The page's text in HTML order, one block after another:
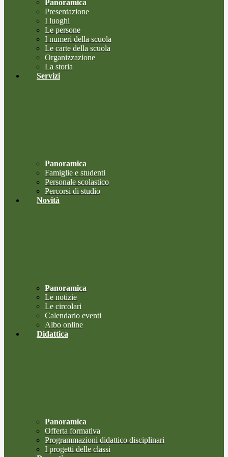
Panoramica
Presentazione
I luoghi
Le persone
I numeri della scuola
Le carte della scuola
Organizzazione
La storia
Servizi
Panoramica
Famiglie e studenti
Personale scolastico
Percorsi di studio
Novità
Panoramica
Le notizie
Le circolari
Calendario eventi
Albo online
Didattica
Panoramica
Offerta formativa
Programmazioni didattico disciplinari
I progetti delle classi